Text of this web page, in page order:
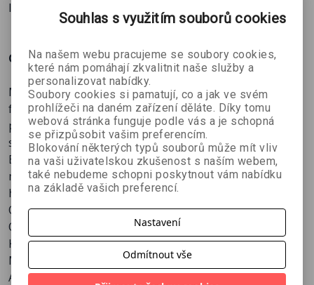
„Během svého života jsem utržil spoustu zranění, s
nimiž se pojilo také hodně bolesti. Díky Michalovi se
ale můžu dál těšit ze své práce a milovaného sportu.“
— Orlando Bloom
„Díky Michalovým znalostem a jedinečným
tréninkovým metodám jsem se dokázal připravit na
fyzicky náročné natáčení i doléčit stará zranění. Jeho
rady se staly nedílnou součástí mých každodenních
pohybových vzorců.“
— Chris Hemsworth
„Michala jsem potkal na úplném začátku své kariéry.
léčebné cviky<<
O autorovi
Michal Novotný(* 1974) je světově uznávaný
fyzioterapeut a kondiční trenér s více než
pětadvacetiletou praxí. Jeho rukama prošli ti nejlepší
světoví tenisté jako Roger Federer, Rafael Nadal, Tomáš
Berdych, Maria Šarapovová nebo Karolína Plíšková, ale i
mnoho dalších profesionálních sportovců či
hollywoodských herců, například Chris Hemsworth,
Orlando Bloom, Liev Schreiber či Ana de Armas.
Odborné vzdělání včetně doktorátu získal ve Španělsku.
Kromě praxe přednáší na Universidad Europea — Real
Madrid Graduate School a na Universidad Católica San
Antonio de Murcia.
Souhlas s využitím souborů cookies
Na našem webu pracujeme se soubory cookies,
které nám pomáhají zkvalitnit naše služby a
personalizovat nabídky.
Soubory cookies si pamatují, co a jak ve svém
prohlížeči na daném zařízení děláte. Díky tomu
webová stránka funguje podle vás a je schopná
se přizpůsobit vašim preferencím.
Blokování některých typů souborů může mít vliv
na vaši uživatelskou zkušenost s naším webem,
také nebudeme schopni poskytnout vám nabídku
na základě vašich preferencí.
Nastavení
Odmítnout vše